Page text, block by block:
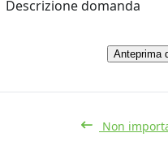
Descrizione domanda
Anteprima
Non